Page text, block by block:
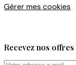
Gérer mes cookies
Recevez nos